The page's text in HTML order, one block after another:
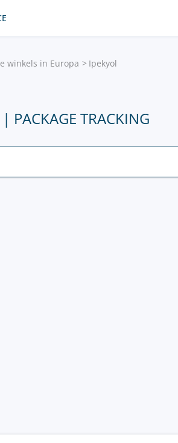
winkels in Europa Ipekyol
PACKAGE TRACKING